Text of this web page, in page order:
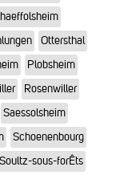
Ottersthal
Plobsheim
Rosenwiller
Saessolsheim
Schoenenbourg
Soultz-sous-forÊts